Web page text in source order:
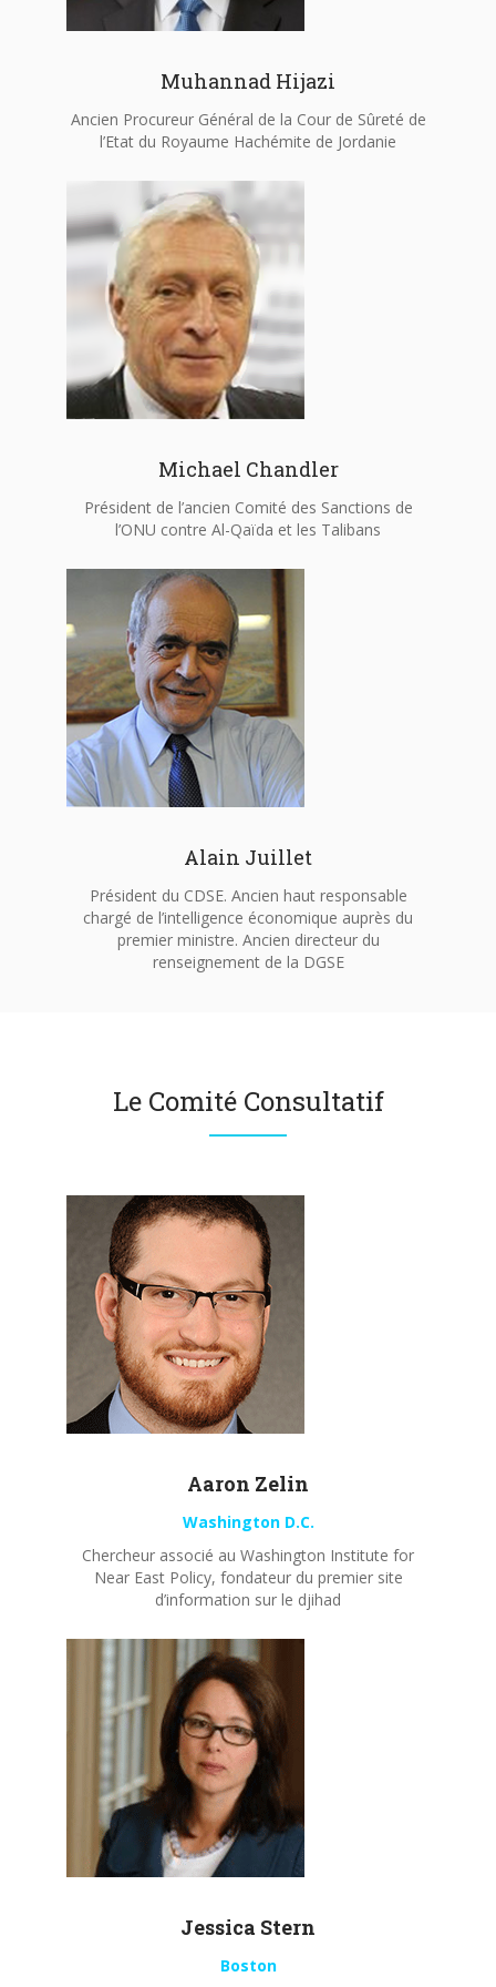
Muhannad Hijazi
Ancien Procureur Général de la Cour de Sûreté de
l’Etat du Royaume Hachémite de Jordanie
Michael Chandler
Président de l’ancien Comité des Sanctions de
l’ONU contre Al-Qaïda et les Talibans
Alain Juillet
Président du CDSE. Ancien haut responsable
chargé de l’intelligence économique auprès du
premier ministre. Ancien directeur du
renseignement de la DGSE
Le Comité Consultatif
Aaron Zelin
Washington D.C.
Chercheur associé au Washington Institute for
Near East Policy, fondateur du premier site
d’information sur le djihad
Jessica Stern
Boston